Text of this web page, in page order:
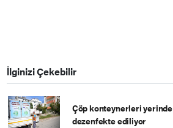
İlginizi Çekebilir
Çöp konteynerleri yerinde
dezenfekte ediliyor